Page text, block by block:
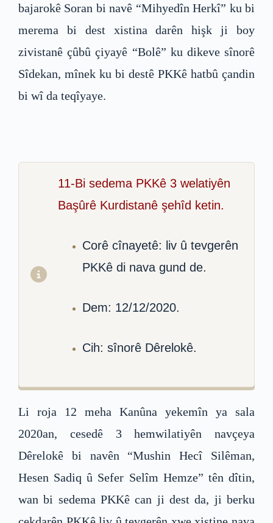
bajarokê Soran bi navê “Mihyedîn Herkî” ku bi
merema bi dest xistina darên hişk ji boy
zivistanê çûbû çiyayê “Bolê” ku dikeve sînorê
Sîdekan, mînek ku bi destê PKKê hatbû çandin
bi wî da teqîyaye.
11-Bi sedema PKKê 3 welatiyên
Başûrê Kurdistanê şehîd ketin.
Corê cînayetê: liv û tevgerên
PKKê di nava gund de.
Dem: 12/12/2020.
Cih: sînorê Dêrelokê.
Li roja 12 meha Kanûna yekemîn ya sala
2020an, cesedê 3 hemwilatiyên navçeya
Dêrelokê bi navên “Mushin Hecî Silêman,
Hesen Sadiq û Sefer Selîm Hemze” tên dîtin,
wan bi sedema PKKê can ji dest da, ji berku